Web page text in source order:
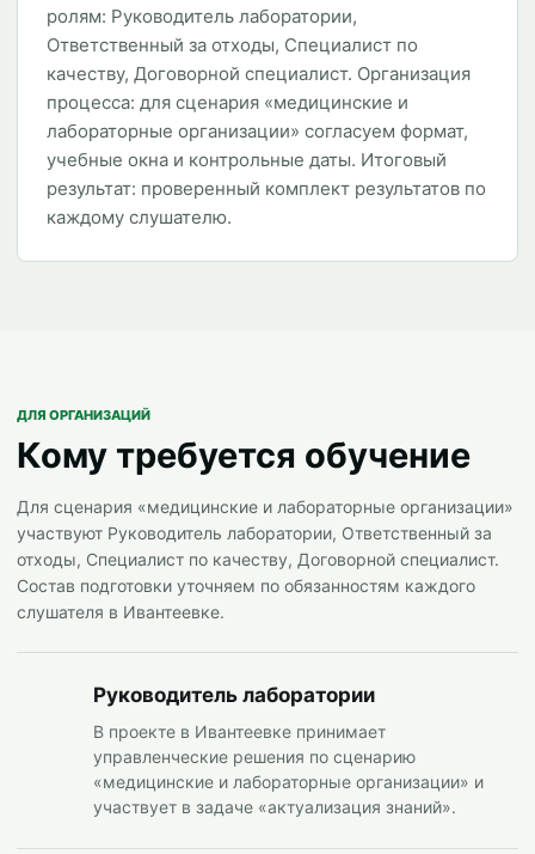
ролям: Руководитель лаборатории,
Ответственный за отходы, Специалист по
качеству, Договорной специалист. Организация
процесса: для сценария «медицинские и
лабораторные организации» согласуем формат,
учебные окна и контрольные даты. Итоговый
результат: проверенный комплект результатов по
каждому слушателю.
ДЛЯ ОРГАНИЗАЦИЙ
Кому требуется обучение
Для сценария «медицинские и лабораторные организации»
участвуют Руководитель лаборатории, Ответственный за
отходы, Специалист по качеству, Договорной специалист.
Состав подготовки уточняем по обязанностям каждого
слушателя в Ивантеевке.
Руководитель лаборатории
В проекте в Ивантеевке принимает
управленческие решения по сценарию
«медицинские и лабораторные организации» и
участвует в задаче «актуализация знаний».